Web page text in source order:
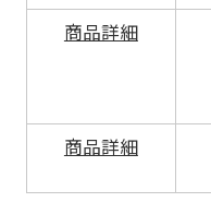
商品詳細
商品詳細